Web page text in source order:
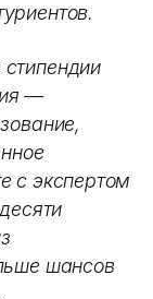
—
с экспертом
шансов